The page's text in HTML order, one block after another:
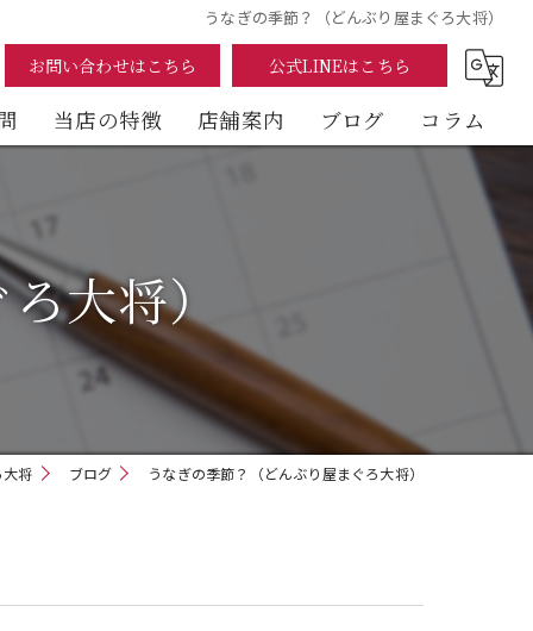
うなぎの季節？（どんぶり屋まぐろ大将）
お問い合わせはこちら 公式LINEはこちら
当店の特徴
海鮮丼
テイクアウト
デリバリー
店舗案内 ブログ コラム
大将）
将 ブログ うなぎの季節？（どんぶり屋まぐろ大将）